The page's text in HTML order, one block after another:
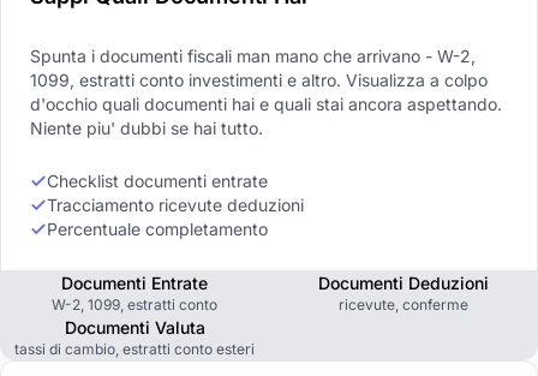
Spunta i documenti fiscali man mano che arrivano - W-2,
1099, estratti conto investimenti e altro. Visualizza a colpo
d'occhio quali documenti hai e quali stai ancora aspettando.
Niente piu' dubbi se hai tutto.
Checklist documenti entrate
Tracciamento ricevute deduzioni
Percentuale completamento
Documenti Entrate
W-2, 1099, estratti conto
Documenti Deduzioni
ricevute, conferme
Documenti Valuta
tassi di cambio, estratti conto esteri